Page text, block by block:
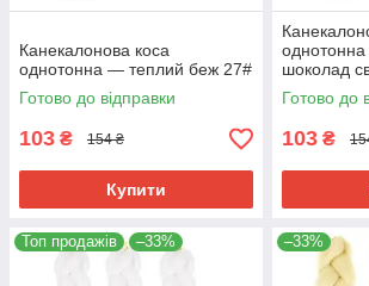
Канекалонова коса
однотонна — теплий беж 27#
Готово до відправки
103 ₴ 154 ₴
Купити
шоколад
Готово до
103 ₴
Топ продажів –33% –33%